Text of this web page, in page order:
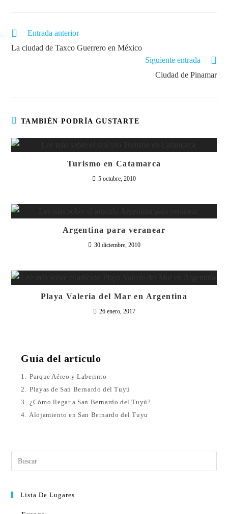
Entrada anterior
La ciudad de Taxco Guerrero en México
Siguiente entrada
Ciudad de Pinamar
TAMBIÉN PODRÍA GUSTARTE
Turismo en Catamarca
5 octubre, 2010
Argentina para veranear
30 diciembre, 2010
Playa Valeria del Mar en Argentina
26 enero, 2017
Guía del artículo
1. Parque Aéreo y Laberinto
2. Playas de San Bernardo del Tuyú
3. ¿Cómo llegar a San Bernardo del Tuyú?
4. Alojamiento en San Bernardo del Tuyu
Lista De Lugares